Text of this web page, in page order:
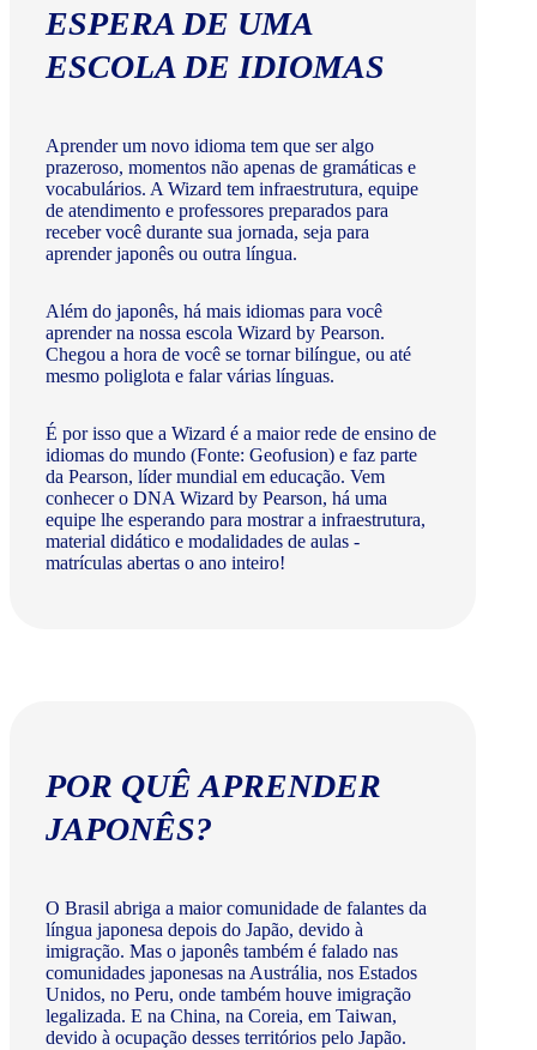
ESPERA DE UMA
ESCOLA DE IDIOMAS
Aprender um novo idioma tem que ser algo
prazeroso, momentos não apenas de gramáticas e
vocabulários. A Wizard tem infraestrutura, equipe
de atendimento e professores preparados para
receber você durante sua jornada, seja para
aprender japonês ou outra língua.
Além do japonês, há mais idiomas para você
aprender na nossa escola Wizard by Pearson.
Chegou a hora de você se tornar bilíngue, ou até
mesmo poliglota e falar várias línguas.
É por isso que a Wizard é a maior rede de ensino de
idiomas do mundo (Fonte: Geofusion) e faz parte
da Pearson, líder mundial em educação. Vem
conhecer o DNA Wizard by Pearson, há uma
equipe lhe esperando para mostrar a infraestrutura,
material didático e modalidades de aulas -
matrículas abertas o ano inteiro!
POR QUÊ APRENDER
JAPONÊS?
O Brasil abriga a maior comunidade de falantes da
língua japonesa depois do Japão, devido à
imigração. Mas o japonês também é falado nas
comunidades japonesas na Austrália, nos Estados
Unidos, no Peru, onde também houve imigração
legalizada. E na China, na Coreia, em Taiwan,
devido à ocupação desses territórios pelo Japão.